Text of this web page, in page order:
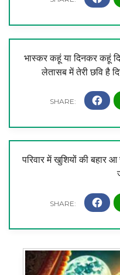
भास्कर कहूं या दिनकर कहूं
लेतासब में तेरी छवि है
परिवार में खुशियों की बहार